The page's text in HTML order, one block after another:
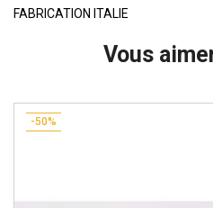
FABRICATION ITALIE
Vous
-50%